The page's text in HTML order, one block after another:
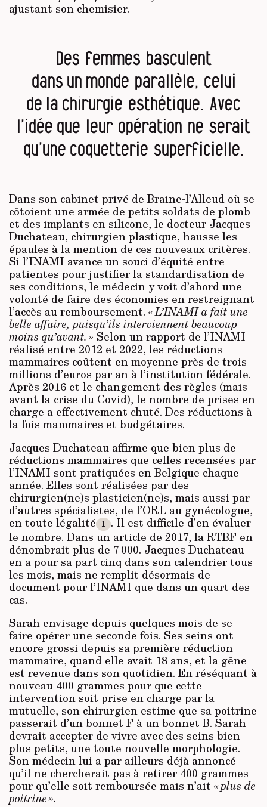
ajustant son chemisier.
Des femmes basculent
dans un monde parallèle, celui
de la chirurgie esthétique. Avec
l’idée que leur opération ne serait
qu’une coquetterie superficielle.
Dans son cabinet privé de Braine-l’Alleud où se
côtoient une armée de petits soldats de plomb
et des implants en silicone, le docteur Jacques
Duchateau, chirurgien plastique, hausse les
épaules à la mention de ces nouveaux critères.
Si l’INAMI avance un souci d’équité entre
patientes pour justifier la standardisation de
ses conditions, le médecin y voit d’abord une
volonté de faire des économies en restreignant
l’accès au remboursement. « L’INAMI a fait une
belle affaire, puisqu’ils interviennent beaucoup
moins qu’avant. » Selon un rapport de l’INAMI
réalisé entre 2012 et 2022, les réductions
mammaires coûtent en moyenne près de trois
millions d’euros par an à l’institution fédérale.
Après 2016 et le changement des règles (mais
avant la crise du Covid), le nombre de prises en
charge a effectivement chuté. Des réductions à
la fois mammaires et budgétaires.
Jacques Duchateau affirme que bien plus de
réductions mammaires que celles recensées par
l’INAMI sont pratiquées en Belgique chaque
année. Elles sont réalisées par des
chirurgien(ne)s plasticien(ne)s, mais aussi par
d’autres spécialistes, de l’ORL au gynécologue,
en toute légalité
1
. Il est difficile d’en évaluer
le nombre. Dans un article de 2017, la RTBF en
dénombrait plus de 7 000. Jacques Duchateau
en a pour sa part cinq dans son calendrier tous
les mois, mais ne remplit désormais de
document pour l’INAMI que dans un quart des
cas.
Sarah envisage depuis quelques mois de se
faire opérer une seconde fois. Ses seins ont
encore grossi depuis sa première réduction
mammaire, quand elle avait 18 ans, et la gêne
est revenue dans son quotidien. En réséquant à
nouveau 400 grammes pour que cette
intervention soit prise en charge par la
mutuelle, son chirurgien estime que sa poitrine
passerait d’un bonnet F à un bonnet B. Sarah
devrait accepter de vivre avec des seins bien
plus petits, une toute nouvelle morphologie.
Son médecin lui a par ailleurs déjà annoncé
qu’il ne chercherait pas à retirer 400 grammes
pour qu’elle soit remboursée mais n’ait « plus de
poitrine ».